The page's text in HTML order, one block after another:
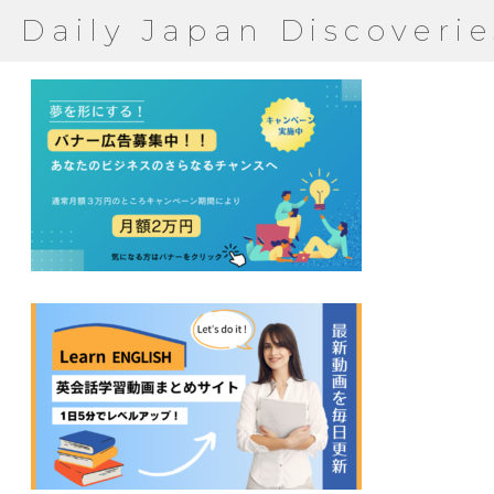
Daily Japan